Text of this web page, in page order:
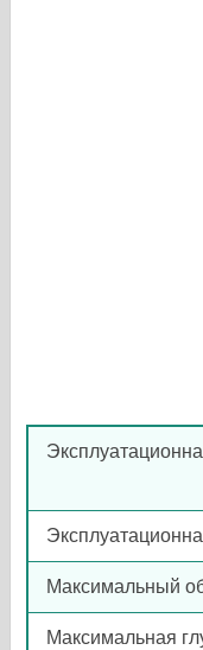
Максимальный
Максимальная